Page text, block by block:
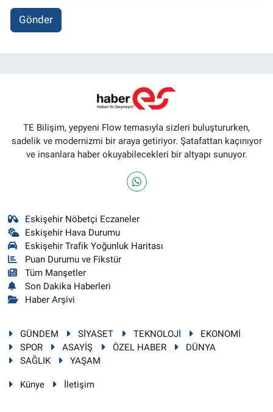
Gönder
TE Bilişim, yepyeni Flow temasıyla sizleri buluştururken,
sadelik ve modernizmi bir araya getiriyor. Şatafattan kaçınıyor
ve insanlara haber okuyabilecekleri bir altyapı sunuyor.
Eskişehir Nöbetçi Eczaneler
Eskişehir Hava Durumu
Eskişehir Trafik Yoğunluk Haritası
Puan Durumu ve Fikstür
Tüm Manşetler
Son Dakika Haberleri
Haber Arşivi
GÜNDEM SİYASET TEKNOLOJİ
EKONOMİ
SPOR
ASAYİŞ ÖZEL HABER
DÜNYA
SAĞLIK
YAŞAM
Künye İletişim